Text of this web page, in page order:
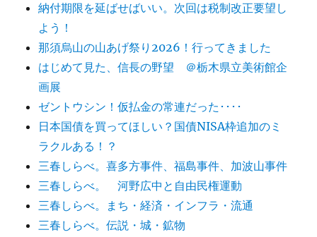
納付期限を延ばせばいい。次回は税制改正要望し
よう！
那須烏山の山あげ祭り2026！行ってきました
はじめて見た、信長の野望 ＠栃木県立美術館企
画展
ゼントウシン！仮払金の常連だった････
日本国債を買ってほしい？国債NISA枠追加のミ
ラクルある！？
三春しらべ。喜多方事件、福島事件、加波山事件
三春しらべ。 河野広中と自由民権運動
三春しらべ。まち・経済・インフラ・流通
三春しらべ。伝説・城・鉱物